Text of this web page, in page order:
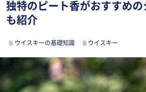
独特のピート香がおすすめの
も紹介
ウイスキーの基礎知識 ウイスキー